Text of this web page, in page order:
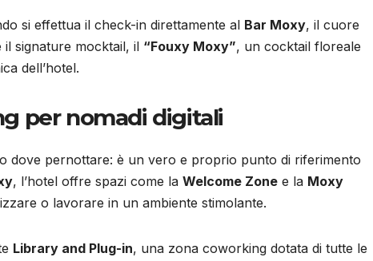
si effettua il check-in direttamente al Bar Moxy, il cuore
il signature mocktail, il “Fouxy Moxy”, un cocktail floreale
dell’hotel.
per nomadi digitali
dove pernottare: è un vero e proprio punto di riferimento
, l’hotel offre spazi come la Welcome Zone e la Moxy
o lavorare in un ambiente stimolante.
Library and Plug-in, una zona coworking dotata di tutte le